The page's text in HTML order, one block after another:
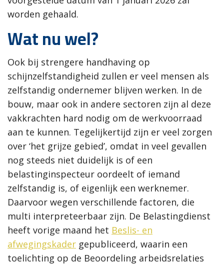
worden gehaald.
Wat nu wel?
Ook bij strengere handhaving op
schijnzelfstandigheid zullen er veel mensen als
zelfstandig ondernemer blijven werken. In de
bouw, maar ook in andere sectoren zijn al deze
vakkrachten hard nodig om de werkvoorraad
aan te kunnen. Tegelijkertijd zijn er veel zorgen
over ‘het grijze gebied’, omdat in veel gevallen
nog steeds niet duidelijk is of een
belastinginspecteur oordeelt of iemand
zelfstandig is, of eigenlijk een werknemer.
Daarvoor wegen verschillende factoren, die
multi interpreteerbaar zijn. De Belastingdienst
heeft vorige maand het Beslis- en
afwegingskader gepubliceerd, waarin een
toelichting op de Beoordeling arbeidsrelaties